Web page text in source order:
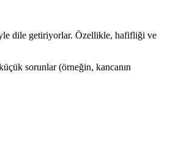
dile getiriyorlar. Özellikle, hafifliği ve
sorunlar (örneğin, kancanın